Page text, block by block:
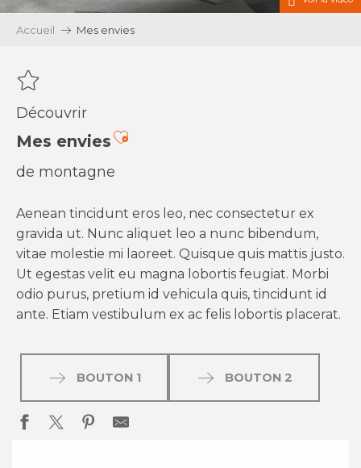
Accueil Mes envies
Découvrir
Mes enviesAjouter aux favoris
de montagne
Aenean tincidunt eros leo, nec consectetur ex
gravida ut. Nunc aliquet leo a nunc bibendum,
vitae molestie mi laoreet. Quisque quis mattis justo.
Ut egestas velit eu magna lobortis feugiat. Morbi
odio purus, pretium id vehicula quis, tincidunt id
ante. Etiam vestibulum ex ac felis lobortis placerat.
BOUTON 1 BOUTON 2